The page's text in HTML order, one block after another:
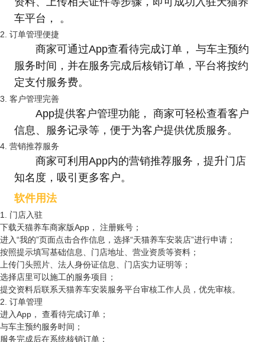
车平台， 。
2. 订单管理便捷
商家可通过App查看待完成订单， 与车主预约
服务时间，并在服务完成后核销订单，平台将按约
定支付服务费。
3. 客户管理完善
App提供客户管理功能， 商家可轻松查看客户
信息、服务记录等，便于为客户提供优质服务。
4. 营销推荐服务
商家可利用App内的营销推荐服务，提升门店
知名度，吸引更多客户。
软件用法
1. 门店入驻
下载天猫养车商家版App， 注册账号；
进入“我的”页面点击合作信息，选择“天猫养车安装店”进行申请；
按照提示填写基础信息、门店地址、营业资质等资料；
上传门头照片、法人身份证信息、门店实力证明等；
选择店里可以施工的服务项目；
提交资料后联系天猫养车安装服务平台审核工作人员，优先审核。
2. 订单管理
进入App， 查看待完成订单；
与车主预约服务时间；
服务完成后在系统核销订单；